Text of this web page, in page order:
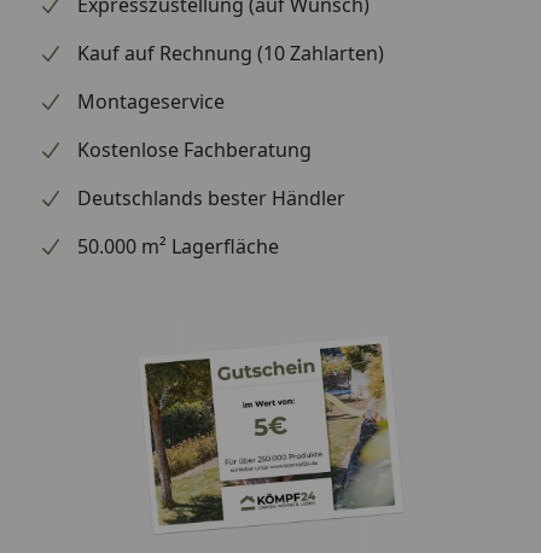
Gehäuse wirkt
wärmedämmend.
Registriere deinen
Garantieverlängerung
unter
4. Klappbare Beine für
Beinen des Koda 12
sorgen für einen
sicheren Stand und
schützen Oberflächen
vor Kratzern.
5. Gasregler zum
Anzünden des Koda 12
Kauf auf Rechnung (10 Zahlarten)
Montageservice
Kostenlose Fachberatung
Deutschlands bester Händler
50.000 m² Lagerfläche